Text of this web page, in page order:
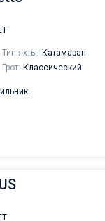
Тип яхты: Катамаран
Грот: Классический